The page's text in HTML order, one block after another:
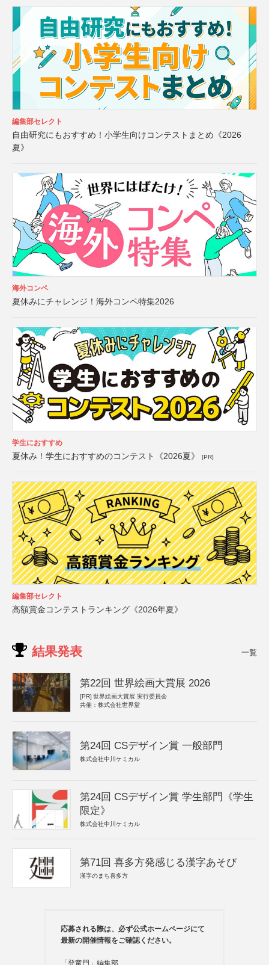
編集部セレクト
自由研究にもおすすめ！小学生向けコンテストまとめ《2026
夏》
海外コンペ
夏休みにチャレンジ！海外コンペ特集2026
学生におすすめ
夏休み！学生におすすめのコンテスト《2026夏》 [PR]
編集部セレクト
高額賞金コンテストランキング《2026年夏》
結果発表 一覧
第22回 世界絵画大賞展 2026
[PR] 世界絵画大賞展 実行委員会
共催：株式会社世界堂
第24回 CSデザイン賞 一般部門
株式会社中川ケミカル
第24回 CSデザイン賞 学生部門《学生
限定》
株式会社中川ケミカル
第71回 喜多方発感じる漢字あそび
漢字のまち喜多方
応募される際は、必ず公式ホームページにて
最新の開催情報をご確認ください。
「登竜門」編集部